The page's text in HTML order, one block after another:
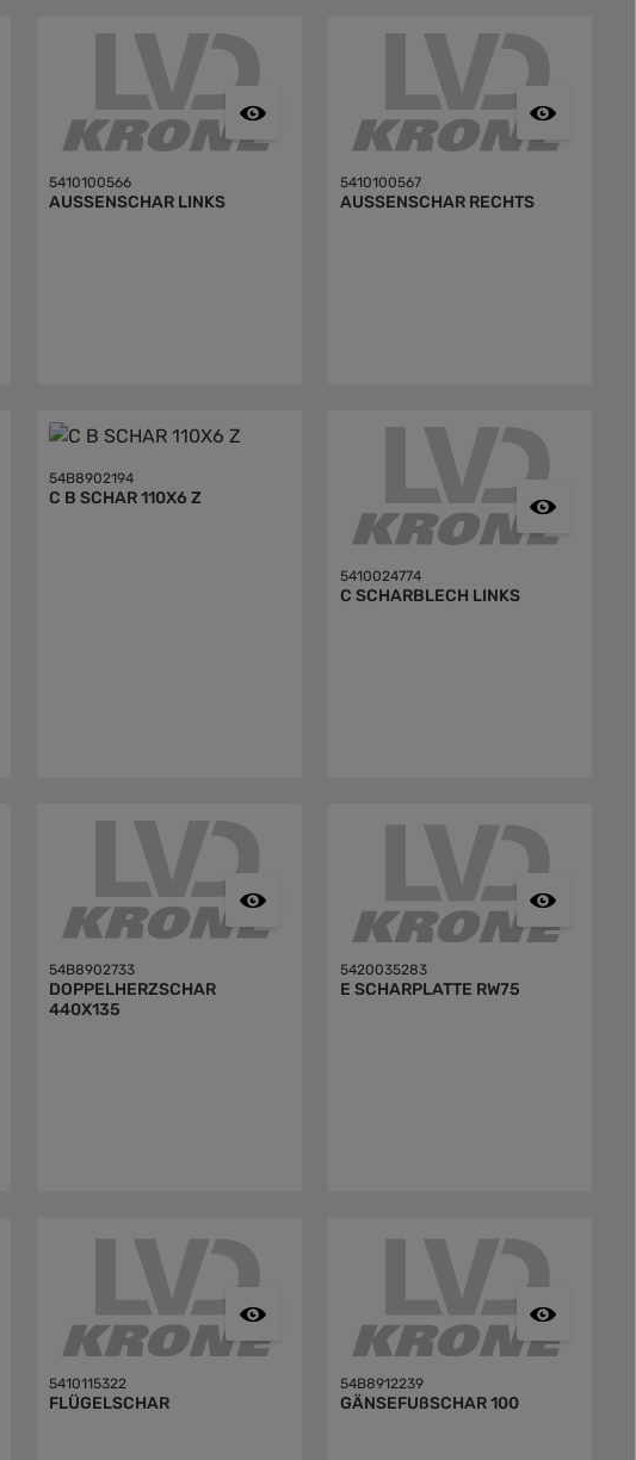
5410100566
AUSSENSCHAR LINKS
5410100567
AUSSENSCHAR RECHTS
54B8902194
C B SCHAR 110X6 Z
5410024774
C SCHARBLECH LINKS
54B8902733
DOPPELHERZSCHAR
440X135
5420035283
E SCHARPLATTE RW75
5410115322
FLÜGELSCHAR
54B8912239
GÄNSEFUßSCHAR 100